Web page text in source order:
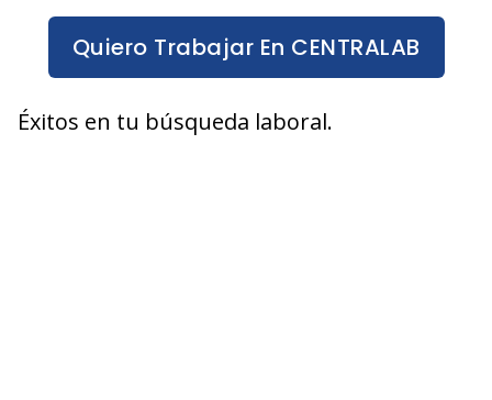
Quiero Trabajar En CENTRALAB
Éxitos en tu búsqueda laboral.